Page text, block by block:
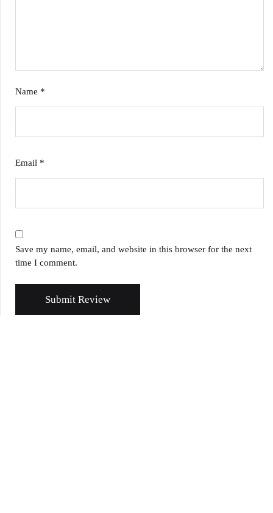
Name *
Email *
Save my name, email, and website in this browser for the next
time I comment.
Submit Review